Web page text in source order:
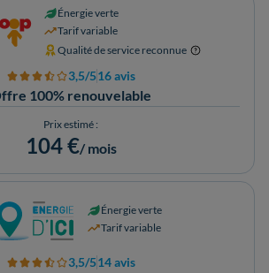
100% renouvelable
Énergie verte
Tarif variable
Qualité de service reconnue
3,5/516 avis
Prix estimé :
104 €/ mois
Énergie verte
Tarif variable
3,5/514 avis